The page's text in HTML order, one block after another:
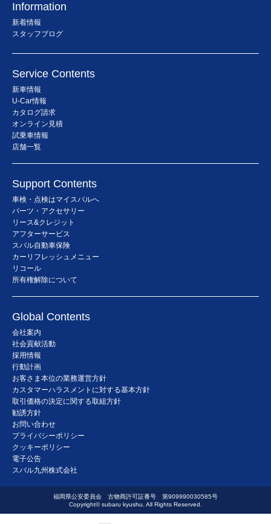
Information
新着情報
スタッフブログ
Service Contents
新車情報
U-Car情報
カタログ請求
オンライン見積
試乗車情報
店舗一覧
Support Contents
車検・点検はマイスバルへ
パーツ・アクセサリー
リース&クレジット
アフターサービス
スバル自動車保険
カーリフレッシュメニュー
リコール
所有権解除について
Global Contents
会社案内
社会貢献活動
採用情報
行動計画
お客さま本位の業務運営方針
カスタマーハラスメントに対する基本方針
取引価格の決定に関する取組方針
勧誘方針
お問い合わせ
プライバシーポリシー
クッキーポリシー
電子公告
スバル九州株式会社
福岡県公安委員会 古物商許可証番号 第909990030585号
Copyright© subaru kyushu. All Rights Reserved.